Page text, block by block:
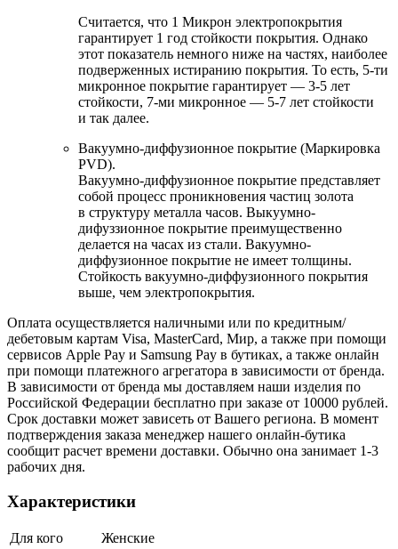
Считается, что 1 Микрон электропокрытия
гарантирует 1 год стойкости покрытия. Однако
этот показатель немного ниже на частях, наиболее
подверженных истиранию покрытия. То есть, 5-ти
микронное покрытие гарантирует — 3-5 лет
стойкости, 7-ми микронное — 5-7 лет стойкости
и так далее.
Вакуумно-диффузионное покрытие (Маркировка
PVD).
Вакуумно-диффузионное покрытие представляет
собой процесс проникновения частиц золота
в структуру металла часов. Выкуумно-
дифуззионное покрытие преимущественно
делается на часах из стали. Вакуумно-
диффузионное покрытие не имеет толщины.
Стойкость вакуумно-диффузионного покрытия
выше, чем электропокрытия.
Оплата осуществляется наличными или по кредитным/
дебетовым картам Visa, MasterCard, Мир, а также при помощи
сервисов Apple Pay и Samsung Pay в бутиках, а также онлайн
при помощи платежного агрегатора в зависимости от бренда.
В зависимости от бренда мы доставляем наши изделия по
Российской Федерации бесплатно при заказе от 10000 рублей.
Срок доставки может зависеть от Вашего региона. В момент
подтверждения заказа менеджер нашего онлайн-бутика
сообщит расчет времени доставки. Обычно она занимает 1-3
рабочих дня.
Характеристики
Для кого
Женские